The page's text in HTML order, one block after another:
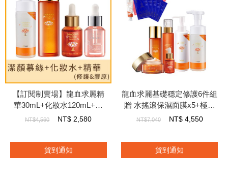
【訂閱制賣場】龍血求麗精
華30mL+化妝水120mL+慕
絲150mL+肌可佳膠原蛋白原
NT$4,560 NT$ 2,580
貨到通知
龍血求麗基礎穩定修護6件組
贈 水搖滾保濕面膜x5+極光
白美白面膜*5+龍血修護牙膏
NT$7,040 NT$ 4,550
貨到通知